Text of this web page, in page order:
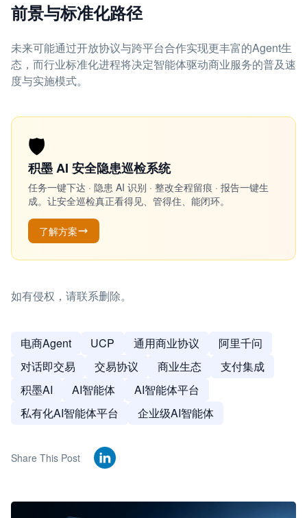
前景与标准化路径
未来可能通过开放协议与跨平台合作实现更丰富的Agent生
态，而行业标准化进程将决定智能体驱动商业服务的普及速
度与实施模式。
🛡️
积墨 AI 安全隐患巡检系统
任务一键下达 · 隐患 AI 识别 · 整改全程留痕 · 报告一键生
成。让安全巡检真正看得见、管得住、能闭环。
了解方案
如有侵权，请联系删除。
电商Agent UCP 通用商业协议
阿里千问
对话即交易
交易协议 商业生态
支付集成
积墨AI
AI智能体
AI智能体平台
私有化AI智能体平台
企业级AI智能体
Share This Post